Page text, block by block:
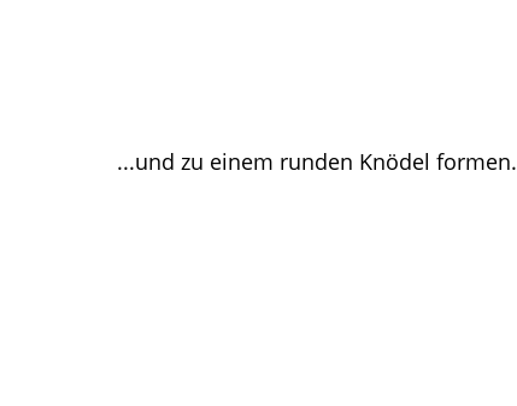
...und zu einem runden Knödel formen.